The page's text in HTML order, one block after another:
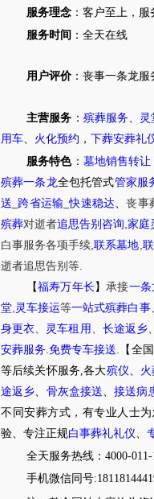
服务理念 ：客户至上，服
服务时间 ：全天在线
用户评价：丧事一条龙服
主营服务 ： 殡葬服务
用车
火化预约 ， 下葬安葬礼
服务特色： 墓地销售转让
殡葬一条龙全包托管式管家服
送 _跨省运输 _快速稳达 、丧事
殡葬对逝者追思告别咨询 家庭
白事服务各项手续 ,联系墓地
逝者追思告别等
【福寿万年长 】承接一条
堂 灵车接运等一站式殡葬白事
身更衣
灵车租用 长途返乡
安葬服务 .免费专车接送 【全国
等后续关怀服务,各大殡仪 火
途返乡
骨灰盒接送 、接送病
不同安葬方式，有专业人士
验、专注正规白事葬礼礼仪
全天服务热线：4000-011-
手机微信同号